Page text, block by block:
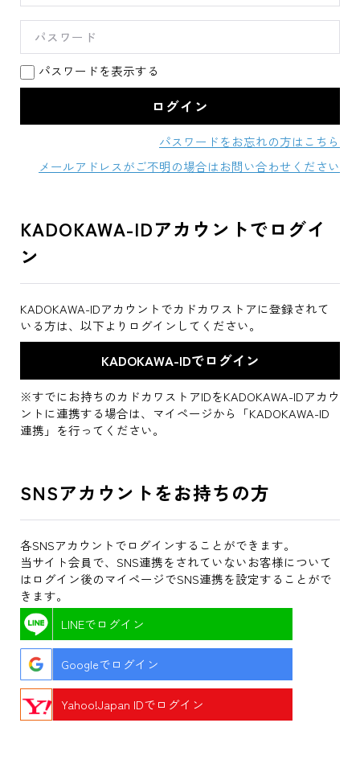
パスワードを表示する
パスワードをお忘れの方はこちら
メールアドレスがご不明の場合はお問い合わせください
KADOKAWA-IDアカウントでログイ
ン
KADOKAWA-IDアカウントでカドカワストアに登録されて
いる方は、以下よりログインしてください。
※すでにお持ちのカドカワストアIDをKADOKAWA-IDアカウ
ントに連携する場合は、マイページから「KADOKAWA-ID
連携」を行ってください。
SNSアカウントをお持ちの方
各SNSアカウントでログインすることができます。
当サイト会員で、SNS連携をされていないお客様について
はログイン後のマイページでSNS連携を設定することがで
きます。
LINEでログイン
Googleでログイン
Yahoo!Japan IDでログイン